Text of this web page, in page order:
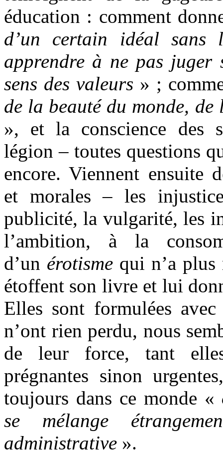
éducation : comment
d’un certain idéal
apprendre à ne pas
sens des valeurs » ;
de la beauté du monde,
», et la conscience des
légion – toutes questions
encore. Viennent ensuite
et morales – les
publicité, la vulgarité, les
l’ambition, à la
d’un érotisme qui n’a
étoffent son livre et lui
Elles sont formulées
n’ont rien perdu, nous
de leur force, tant
prégnantes sinon
toujours dans ce monde «
se mélange
administrative ».